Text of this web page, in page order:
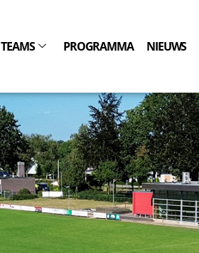
TEAMS PROGRAMMA NIEUWS